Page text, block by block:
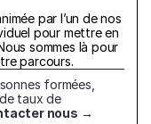
par l’un de nos
pour mettre en
sommes là pour
parcours.
formées,
taux de
nous →